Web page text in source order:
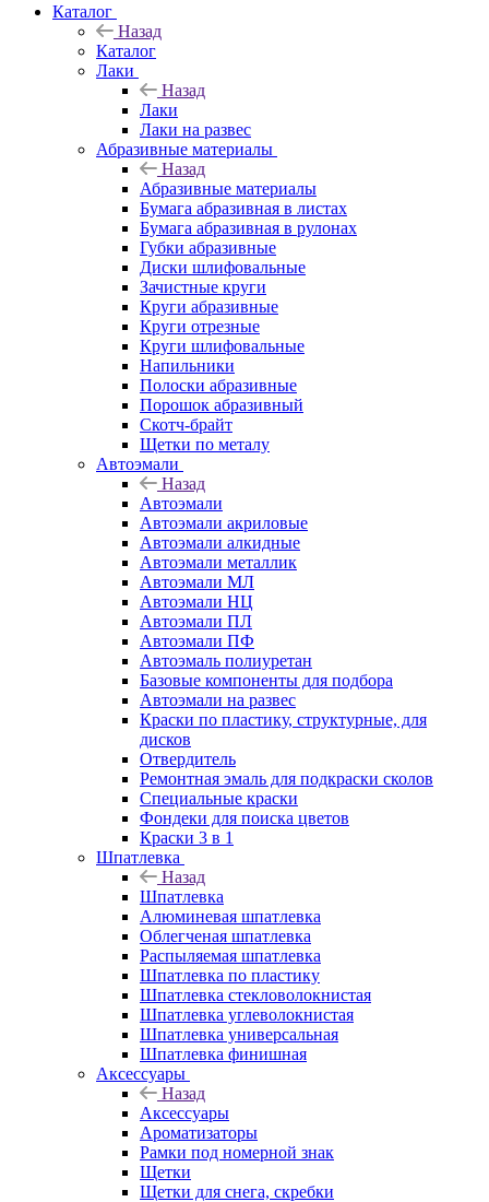
Каталог
Назад
Каталог
Лаки
Назад
Лаки
Лаки на развес
Абразивные материалы
Назад
Абразивные материалы
Бумага абразивная в листах
Бумага абразивная в рулонах
Губки абразивные
Диски шлифовальные
Зачистные круги
Круги абразивные
Круги отрезные
Круги шлифовальные
Напильники
Полоски абразивные
Порошок абразивный
Скотч-брайт
Щетки по металу
Автоэмали
Назад
Автоэмали
Автоэмали акриловые
Автоэмали алкидные
Автоэмали металлик
Автоэмали МЛ
Автоэмали НЦ
Автоэмали ПЛ
Автоэмали ПФ
Автоэмаль полиуретан
Базовые компоненты для подбора
Автоэмали на развес
Краски по пластику, структурные, для
дисков
Отвердитель
Ремонтная эмаль для подкраски сколов
Специальные краски
Фондеки для поиска цветов
Краски 3 в 1
Шпатлевка
Назад
Шпатлевка
Алюминевая шпатлевка
Облегченая шпатлевка
Распыляемая шпатлевка
Шпатлевка по пластику
Шпатлевка стекловолокнистая
Шпатлевка углеволокнистая
Шпатлевка универсальная
Шпатлевка финишная
Аксессуары
Назад
Аксессуары
Ароматизаторы
Рамки под номерной знак
Щетки
Щетки для снега, скребки